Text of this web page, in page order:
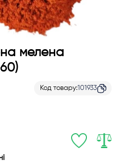
мелена
Код товару 101933